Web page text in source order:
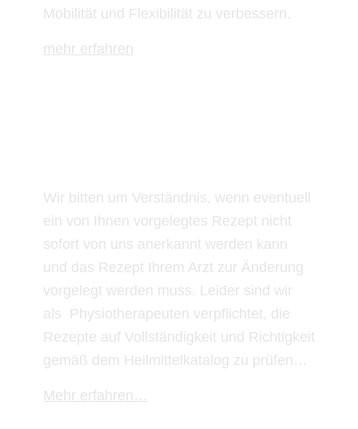
Mobilität und Flexibilität zu verbessern.
mehr erfahren
Wir bitten um Verständnis, wenn eventuell
ein von Ihnen vorgelegtes Rezept nicht
sofort von uns anerkannt werden kann
und das Rezept Ihrem Arzt zur Änderung
vorgelegt werden muss. Leider sind wir
als Physiotherapeuten verpflichtet, die
Rezepte auf Vollständigkeit und Richtigkeit
gemäß dem Heilmittelkatalog zu prüfen…
Mehr erfahren…